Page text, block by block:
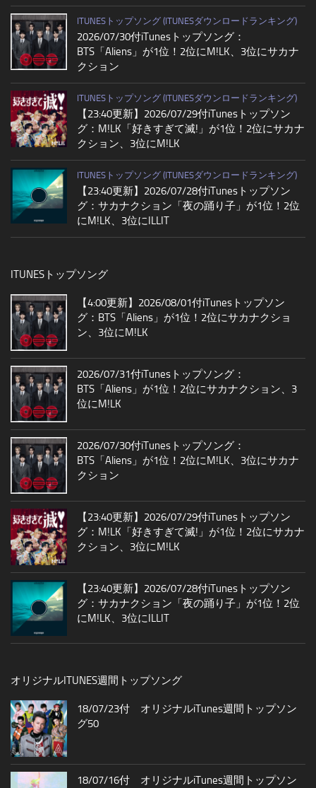
ITUNESトップソング (ITUNESダウンロードランキング)
2026/07/30付iTunesトップソング：
BTS「Aliens」が1位！2位にM!LK、3位にサカナ
クション
ITUNESトップソング (ITUNESダウンロードランキング)
【23:40更新】2026/07/29付iTunesトップソン
グ：M!LK「好きすぎて滅!」が1位！2位にサカナ
クション、3位にM!LK
ITUNESトップソング (ITUNESダウンロードランキング)
【23:40更新】2026/07/28付iTunesトップソン
グ：サカナクション「夜の踊り子」が1位！2位
にM!LK、3位にILLIT
ITUNESトップソング
【4:00更新】2026/08/01付iTunesトップソン
グ：BTS「Aliens」が1位！2位にサカナクショ
ン、3位にM!LK
2026/07/31付iTunesトップソング：
BTS「Aliens」が1位！2位にサカナクション、3
位にM!LK
2026/07/30付iTunesトップソング：
BTS「Aliens」が1位！2位にM!LK、3位にサカナ
クション
【23:40更新】2026/07/29付iTunesトップソン
グ：M!LK「好きすぎて滅!」が1位！2位にサカナ
クション、3位にM!LK
【23:40更新】2026/07/28付iTunesトップソン
グ：サカナクション「夜の踊り子」が1位！2位
にM!LK、3位にILLIT
オリジナルITUNES週間トップソング
18/07/23付 オリジナルiTunes週間トップソン
グ50
18/07/16付 オリジナルiTunes週間トップソン